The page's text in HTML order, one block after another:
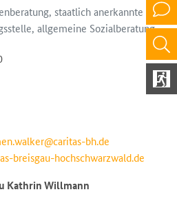
staatlich anerkannte
allgemeine Sozialberatung
bh.de
breisgau-hochschwarzwald.de
Kathrin Willmann